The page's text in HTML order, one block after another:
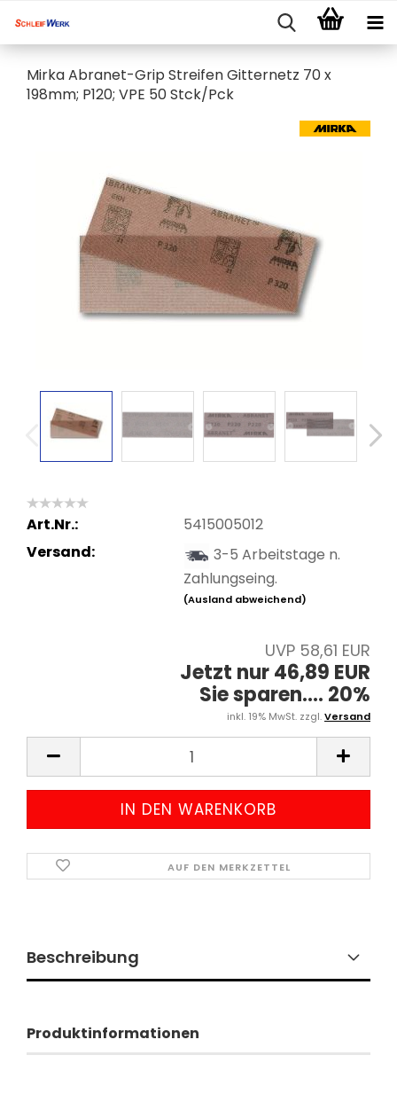
Mirka Abranet-Grip Streifen Gitternetz 70 x
198mm; P120; VPE 50 Stck/Pck
Art.Nr.:
5415005012
Versand:
3-5 Arbeitstage n.
Zahlungseing.
(Ausland abweichend)
UVP 58,61 EUR
Jetzt nur 46,89 EUR
Sie sparen.... 20%
inkl. 19% MwSt. zzgl.Versand
AUF DEN MERKZETTEL
Beschreibung
Produktinformationen